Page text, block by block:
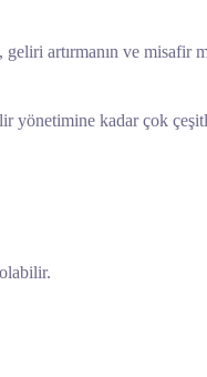
artırmanın ve misafir
yönetimine kadar çok